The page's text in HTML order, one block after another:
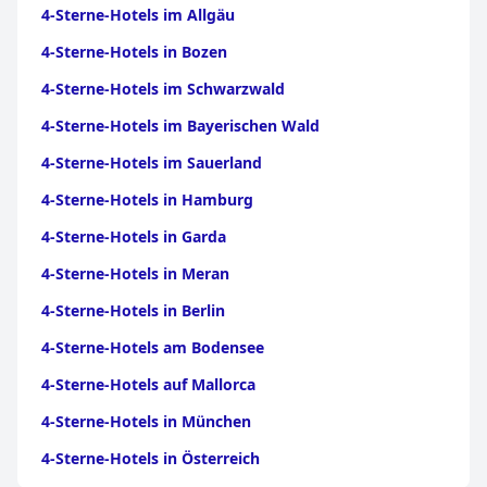
4-Sterne-Hotels im Allgäu
4-Sterne-Hotels in Bozen
4-Sterne-Hotels im Schwarzwald
4-Sterne-Hotels im Bayerischen Wald
4-Sterne-Hotels im Sauerland
4-Sterne-Hotels in Hamburg
4-Sterne-Hotels in Garda
4-Sterne-Hotels in Meran
4-Sterne-Hotels in Berlin
4-Sterne-Hotels am Bodensee
4-Sterne-Hotels auf Mallorca
4-Sterne-Hotels in München
4-Sterne-Hotels in Österreich